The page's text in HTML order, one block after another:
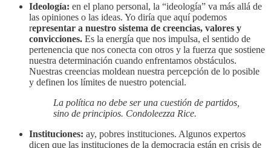
Ideología: en el plano personal, la “ideología” va más allá de
las opiniones o las ideas. Yo diría que aquí podemos
representar a nuestro sistema de creencias, valores y
convicciones. Es la energía que nos impulsa, el sentido de
pertenencia que nos conecta con otros y la fuerza que sostiene
nuestra determinación cuando enfrentamos obstáculos.
Nuestras creencias moldean nuestra percepción de lo posible
y definen los límites de nuestro potencial.
La política no debe ser una cuestión de partidos,
sino de principios. Condoleezza Rice.
Instituciones: ay, pobres instituciones. Algunos expertos
dicen que las instituciones de la democracia están en crisis de